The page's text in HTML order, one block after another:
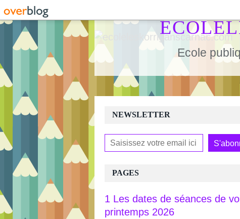
Ecole
NEWSLETTER
PAGES
1 Les dates de séances de
printemps 2026